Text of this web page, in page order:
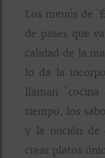
Los menús de
de pases que
calidad de la
lo da la
llaman
tiempo, los
y la noción de
crear platos